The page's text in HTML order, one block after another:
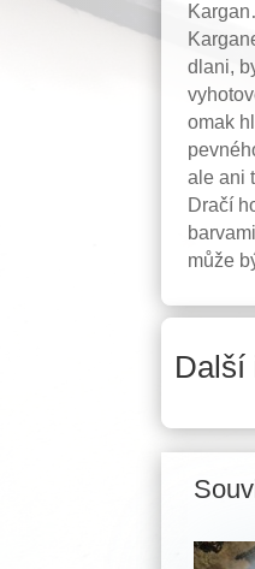
dlani,
omak
ale ani
Dračí
může
Další